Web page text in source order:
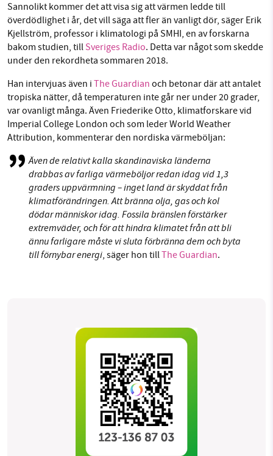
Sannolikt kommer det att visa sig att värmen ledde till
överdödlighet i år, det vill säga att fler än vanligt dör, säger Erik
Kjellström, professor i klimatologi på SMHI, en av forskarna
bakom studien, till Sveriges Radio. Detta var något som skedde
under den rekordheta sommaren 2018.
Han intervjuas även i The Guardian och betonar där att antalet
tropiska nätter, då temperaturen inte går ner under 20 grader,
var ovanligt många. Även Friederike Otto, klimatforskare vid
Imperial College London och som leder World Weather
Attribution, kommenterar den nordiska värmeböljan:
Även de relativt kalla skandinaviska länderna
drabbas av farliga värmeböljor redan idag vid 1,3
graders uppvärmning – inget land är skyddat från
klimatförändringen. Att bränna olja, gas och kol
dödar människor idag. Fossila bränslen förstärker
extremväder, och för att hindra klimatet från att bli
ännu farligare måste vi sluta förbränna dem och byta
till förnybar energi, säger hon tillThe Guardian.